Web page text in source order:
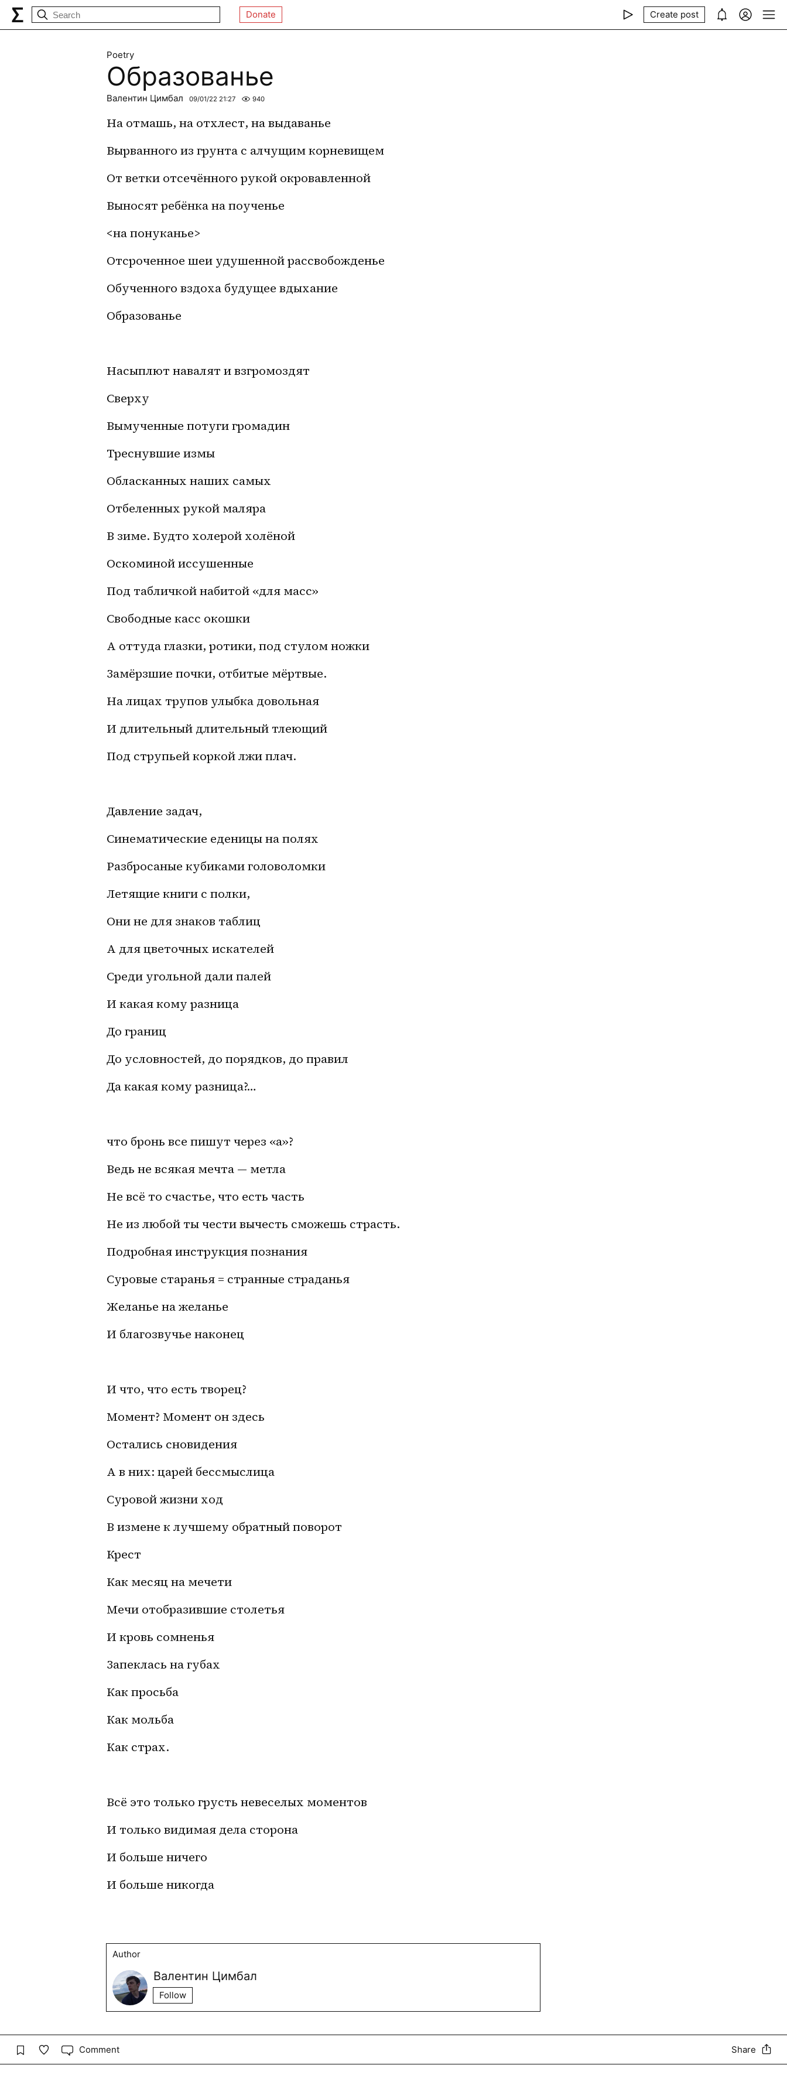
Donate Create post
Poetry
Образованье
Валентин Цимбал 09/01/22 21:27 940
На отмашь, на отхлест, на выдаванье
Вырванного из грунта с алчущим корневищем
От ветки отсечённого рукой окровавленной
Выносят ребёнка на поученье
<на понуканье>
Отсроченное шеи удушенной рассвобожденье
Обученного вздоха будущее вдыхание
Образованье
Насыплют навалят и взгромоздят
Сверху
Вымученные потуги громадин
Треснувшие измы
Обласканных наших самых
Отбеленных рукой маляра
В зиме. Будто холерой холёной
Оскоминой иссушенные
Под табличкой набитой «для масс»
Свободные касс окошки
А оттуда глазки, ротики, под стулом ножки
Замёрзшие почки, отбитые мёртвые.
На лицах трупов улыбка довольная
И длительный длительный тлеющий
Под струпьей коркой лжи плач.
Давление задач,
Синематические еденицы на полях
Разбросаные кубиками головоломки
Летящие книги с полки,
Они не для знаков таблиц
А для цветочных искателей
Среди угольной дали палей
И какая кому разница
До границ
До условностей, до порядков, до правил
Да какая кому разница?…
что бронь все пишут через «а»?
Ведь не всякая мечта — метла
Не всё то счастье, что есть часть
Не из любой ты чести вычесть сможешь страсть.
Подробная инструкция познания
Суровые старанья = странные страданья
Желанье на желанье
И благозвучье наконец
И что, что есть творец?
Момент? Момент он здесь
Остались сновидения
А в них: царей бессмыслица
Суровой жизни ход
В измене к лучшему обратный поворот
Крест
Как месяц на мечети
Мечи отобразившие столетья
И кровь сомненья
Запеклась на губах
Как просьба
Как мольба
Как страх.
Всё это только грусть невеселых моментов
И только видимая дела сторона
И больше ничего
И больше никогда
Author
Валентин Цимбал
Follow
Comment Share